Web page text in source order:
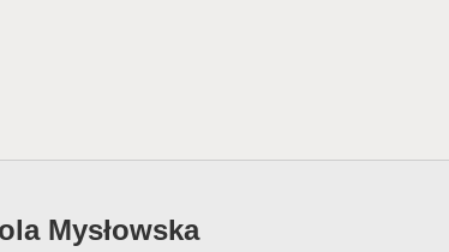
Mysłowska